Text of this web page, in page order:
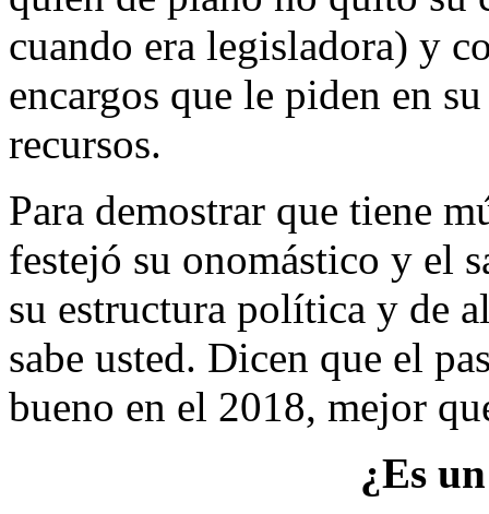
cuando era legisladora) y
encargos que le piden en
recursos.
Para demostrar que tiene
festejó su onomástico y el
su estructura política y de
sabe usted. Dicen que el
bueno en el 2018, mejor
¿Es